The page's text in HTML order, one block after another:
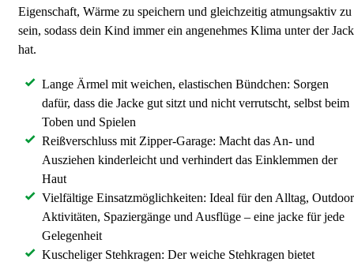
Eigenschaft, Wärme zu speichern und gleichzeitig atmungsaktiv zu
sein, sodass dein Kind immer ein angenehmes Klima unter der
hat.
Lange Ärmel mit weichen, elastischen Bündchen: Sorgen
dafür, dass die Jacke gut sitzt und nicht verrutscht, selbst beim
Toben und Spielen
Reißverschluss mit Zipper-Garage: Macht das An- und
Ausziehen kinderleicht und verhindert das Einklemmen der
Haut
Vielfältige Einsatzmöglichkeiten: Ideal für den Alltag,
Aktivitäten, Spaziergänge und Ausflüge – eine jacke für jede
Gelegenheit
Kuscheliger Stehkragen: Der weiche Stehkragen bietet